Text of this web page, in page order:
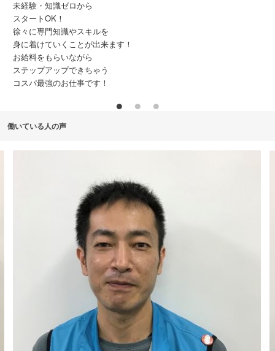
安心して仕事をスタートできる
お仕事開始後も専任のスタッフが
働いている人の声